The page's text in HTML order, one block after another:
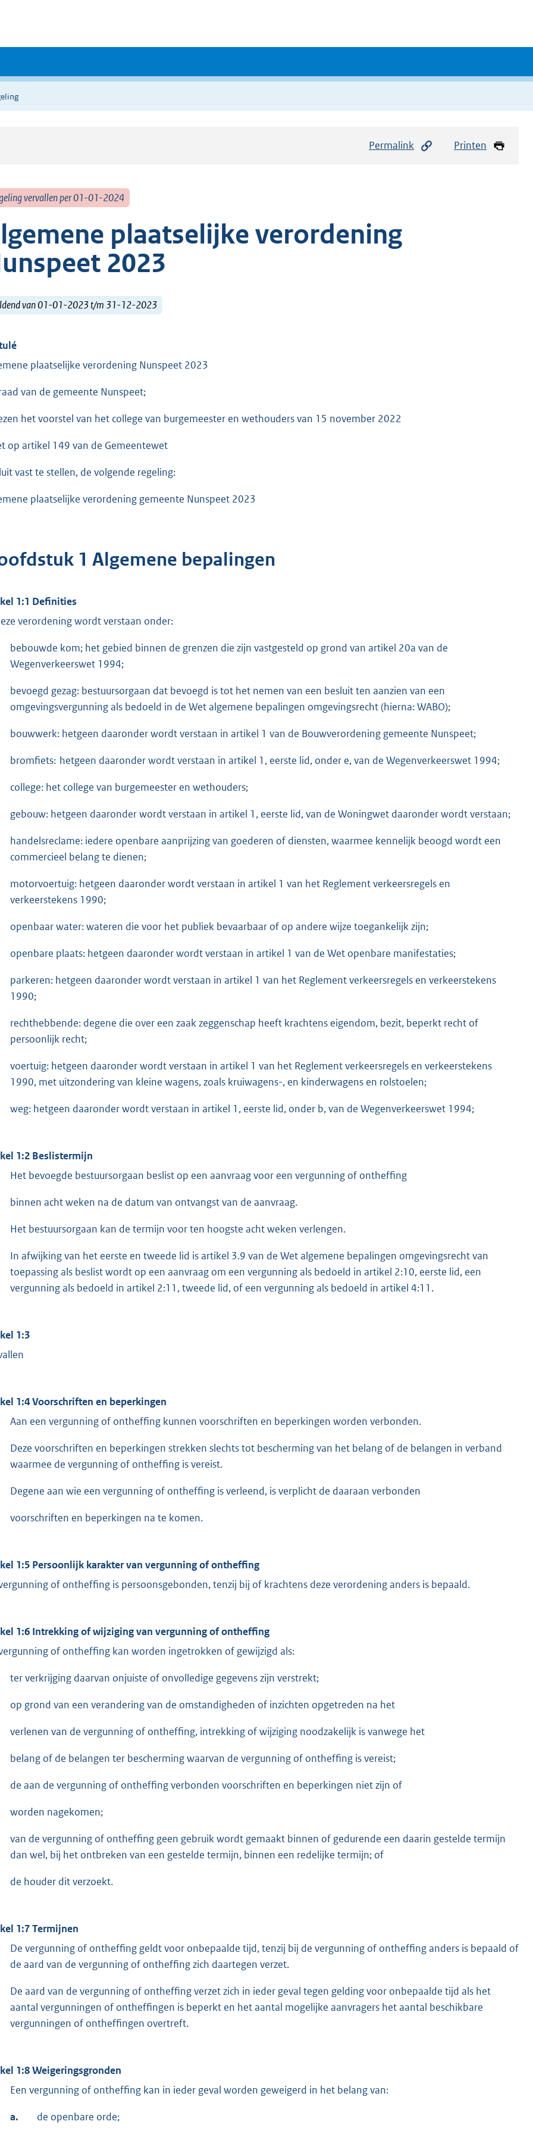
Permalink Printen
vervallen per 01-01-2024
plaatselijke verordening
2023
van 01-01-2023 t/m 31-12-2023
plaatselijke verordening Nunspeet 2023
van de gemeente Nunspeet;
het voorstel van het college van burgemeester en wethouders van 15 november 2022
op artikel 149 van de Gemeentewet
vast te stellen, de volgende regeling:
plaatselijke verordening gemeente Nunspeet 2023
1 Algemene bepalingen
1:1 Definities
verordening wordt verstaan onder:
bebouwde kom; het gebied binnen de grenzen die zijn vastgesteld op grond van artikel 20a van de
Wegenverkeerswet 1994;
bevoegd gezag: bestuursorgaan dat bevoegd is tot het nemen van een besluit ten aanzien van een
omgevingsvergunning als bedoeld in de Wet algemene bepalingen omgevingsrecht (hierna: WABO);
bouwwerk: hetgeen daaronder wordt verstaan in artikel 1 van de Bouwverordening gemeente Nunspeet;
bromfiets: hetgeen daaronder wordt verstaan in artikel 1, eerste lid, onder e, van de Wegenverkeerswet 1994;
college: het college van burgemeester en wethouders;
gebouw: hetgeen daaronder wordt verstaan in artikel 1, eerste lid, van de Woningwet daaronder wordt verstaan;
handelsreclame: iedere openbare aanprijzing van goederen of diensten, waarmee kennelijk beoogd wordt een
commercieel belang te dienen;
motorvoertuig: hetgeen daaronder wordt verstaan in artikel 1 van het Reglement verkeersregels en
verkeerstekens 1990;
openbaar water: wateren die voor het publiek bevaarbaar of op andere wijze toegankelijk zijn;
openbare plaats: hetgeen daaronder wordt verstaan in artikel 1 van de Wet openbare manifestaties;
parkeren: hetgeen daaronder wordt verstaan in artikel 1 van het Reglement verkeersregels en verkeerstekens
1990;
rechthebbende: degene die over een zaak zeggenschap heeft krachtens eigendom, bezit, beperkt recht of
persoonlijk recht;
voertuig: hetgeen daaronder wordt verstaan in artikel 1 van het Reglement verkeersregels en verkeerstekens
1990, met uitzondering van kleine wagens, zoals kruiwagens-, en kinderwagens en rolstoelen;
weg: hetgeen daaronder wordt verstaan in artikel 1, eerste lid, onder b, van de Wegenverkeerswet 1994;
1:2 Beslistermijn
Het bevoegde bestuursorgaan beslist op een aanvraag voor een vergunning of ontheffing
binnen acht weken na de datum van ontvangst van de aanvraag.
Het bestuursorgaan kan de termijn voor ten hoogste acht weken verlengen.
In afwijking van het eerste en tweede lid is artikel 3.9 van de Wet algemene bepalingen omgevingsrecht van
toepassing als beslist wordt op een aanvraag om een vergunning als bedoeld in artikel 2:10, eerste lid, een
vergunning als bedoeld in artikel 2:11, tweede lid, of een vergunning als bedoeld in artikel 4:11.
1:3
1:4 Voorschriften en beperkingen
Aan een vergunning of ontheffing kunnen voorschriften en beperkingen worden verbonden.
Deze voorschriften en beperkingen strekken slechts tot bescherming van het belang of de belangen in verband
waarmee de vergunning of ontheffing is vereist.
Degene aan wie een vergunning of ontheffing is verleend, is verplicht de daaraan verbonden
voorschriften en beperkingen na te komen.
1:5 Persoonlijk karakter van vergunning of ontheffing
of ontheffing is persoonsgebonden, tenzij bij of krachtens deze verordening anders is bepaald.
1:6 Intrekking of wijziging van vergunning of ontheffing
of ontheffing kan worden ingetrokken of gewijzigd als:
ter verkrijging daarvan onjuiste of onvolledige gegevens zijn verstrekt;
op grond van een verandering van de omstandigheden of inzichten opgetreden na het
verlenen van de vergunning of ontheffing, intrekking of wijziging noodzakelijk is vanwege het
belang of de belangen ter bescherming waarvan de vergunning of ontheffing is vereist;
de aan de vergunning of ontheffing verbonden voorschriften en beperkingen niet zijn of
worden nagekomen;
van de vergunning of ontheffing geen gebruik wordt gemaakt binnen of gedurende een daarin gestelde termijn
dan wel, bij het ontbreken van een gestelde termijn, binnen een redelijke termijn; of
de houder dit verzoekt.
1:7 Termijnen
De vergunning of ontheffing geldt voor onbepaalde tijd, tenzij bij de vergunning of ontheffing anders is bepaald of
de aard van de vergunning of ontheffing zich daartegen verzet.
De aard van de vergunning of ontheffing verzet zich in ieder geval tegen gelding voor onbepaalde tijd als het
aantal vergunningen of ontheffingen is beperkt en het aantal mogelijke aanvragers het aantal beschikbare
vergunningen of ontheffingen overtreft.
1:8 Weigeringsgronden
Een vergunning of ontheffing kan in ieder geval worden geweigerd in het belang van:
a. de openbare orde;